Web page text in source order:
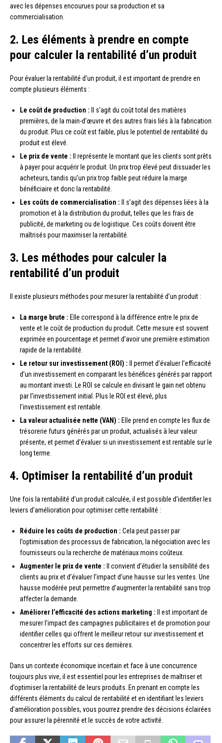
avec les dépenses encourues pour sa production et sa
commercialisation.
2. Les éléments à prendre en compte
pour calculer la rentabilité d’un produit
Pour évaluer la rentabilité d’un produit, il est important de prendre en
compte plusieurs éléments :
Le coût de production : Il s’agit du coût total des matières
premières, de la main-d’œuvre et des autres frais liés à la fabrication
du produit. Plus ce coût est faible, plus le potentiel de rentabilité du
produit est élevé.
Le prix de vente : Il représente le montant que les clients sont prêts
à payer pour acquérir le produit. Un prix trop élevé peut dissuader les
acheteurs, tandis qu’un prix trop faible peut réduire la marge
bénéficiaire et donc la rentabilité.
Les coûts de commercialisation : Il s’agit des dépenses liées à la
promotion et à la distribution du produit, telles que les frais de
publicité, de marketing ou de logistique. Ces coûts doivent être
maîtrisés pour maximiser la rentabilité.
3. Les méthodes pour calculer la
rentabilité d’un produit
Il existe plusieurs méthodes pour mesurer la rentabilité d’un produit :
La marge brute : Elle correspond à la différence entre le prix de
vente et le coût de production du produit. Cette mesure est souvent
exprimée en pourcentage et permet d’avoir une première estimation
rapide de la rentabilité.
Le retour sur investissement (ROI) : Il permet d’évaluer l’efficacité
d’un investissement en comparant les bénéfices générés par rapport
au montant investi. Le ROI se calcule en divisant le gain net obtenu
par l’investissement initial. Plus le ROI est élevé, plus
l’investissement est rentable.
La valeur actualisée nette (VAN) : Elle prend en compte les flux de
trésorerie futurs générés par un produit, actualisés à leur valeur
présente, et permet d’évaluer si un investissement est rentable sur le
long terme.
4. Optimiser la rentabilité d’un produit
Une fois la rentabilité d’un produit calculée, il est possible d’identifier les
leviers d’amélioration pour optimiser cette rentabilité :
Réduire les coûts de production : Cela peut passer par
l’optimisation des processus de fabrication, la négociation avec les
fournisseurs ou la recherche de matériaux moins coûteux.
Augmenter le prix de vente : Il convient d’étudier la sensibilité des
clients au prix et d’évaluer l’impact d’une hausse sur les ventes. Une
hausse modérée peut permettre d’augmenter la rentabilité sans trop
affecter la demande.
Améliorer l’efficacité des actions marketing : Il est important de
mesurer l’impact des campagnes publicitaires et de promotion pour
identifier celles qui offrent le meilleur retour sur investissement et
concentrer les efforts sur ces dernières.
Dans un contexte économique incertain et face à une concurrence
toujours plus vive, il est essentiel pour les entreprises de maîtriser et
d’optimiser la rentabilité de leurs produits. En prenant en compte les
différents éléments du calcul de rentabilité et en identifiant les leviers
d’amélioration possibles, vous pourrez prendre des décisions éclairées
pour assurer la pérennité et le succès de votre activité.